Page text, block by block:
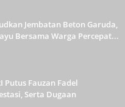
Jembatan Beton Garuda,
Bersama Warga Percepat...
Putus Fauzan Fadel
Serta Dugaan